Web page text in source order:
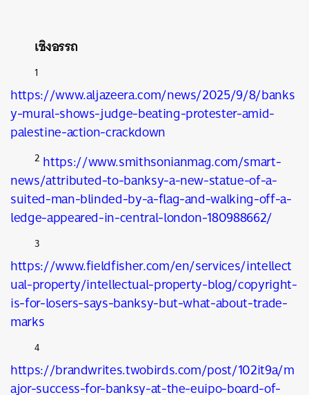
เชิงอรรถ
1
https://www.aljazeera.com/news/2025/9/8/banks
y-mural-shows-judge-beating-protester-amid-
palestine-action-crackdown
2 https://www.smithsonianmag.com/smart-
news/attributed-to-banksy-a-new-statue-of-a-
suited-man-blinded-by-a-flag-and-walking-off-a-
ledge-appeared-in-central-london-180988662/
3
https://www.fieldfisher.com/en/services/intellect
ual-property/intellectual-property-blog/copyright-
is-for-losers-says-banksy-but-what-about-trade-
marks
4
https://brandwrites.twobirds.com/post/102it9a/m
ajor-success-for-banksy-at-the-euipo-board-of-